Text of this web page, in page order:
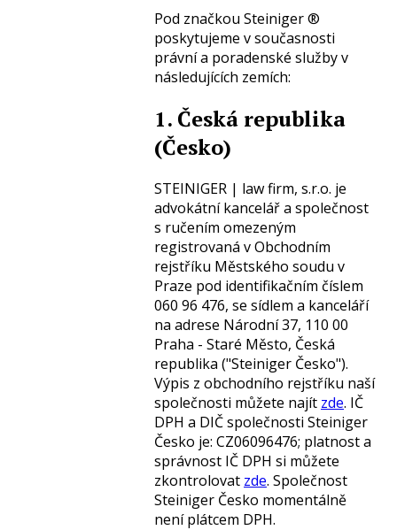
Pod značkou Steiniger ®
poskytujeme v současnosti
právní a poradenské služby v
následujících zemích:
1. Česká republika
(Česko)
STEINIGER | law firm, s.r.o. je
advokátní kancelář a společnost
s ručením omezeným
registrovaná v Obchodním
rejstříku Městského soudu v
Praze pod identifikačním číslem
060 96 476, se sídlem a kanceláří
na adrese Národní 37, 110 00
Praha - Staré Město, Česká
republika ("Steiniger Česko").
Výpis z obchodního rejstříku naší
společnosti můžete najít zde. IČ
DPH a DIČ společnosti Steiniger
Česko je: CZ06096476; platnost a
správnost IČ DPH si můžete
zkontrolovat zde. Společnost
Steiniger Česko momentálně
není plátcem DPH.